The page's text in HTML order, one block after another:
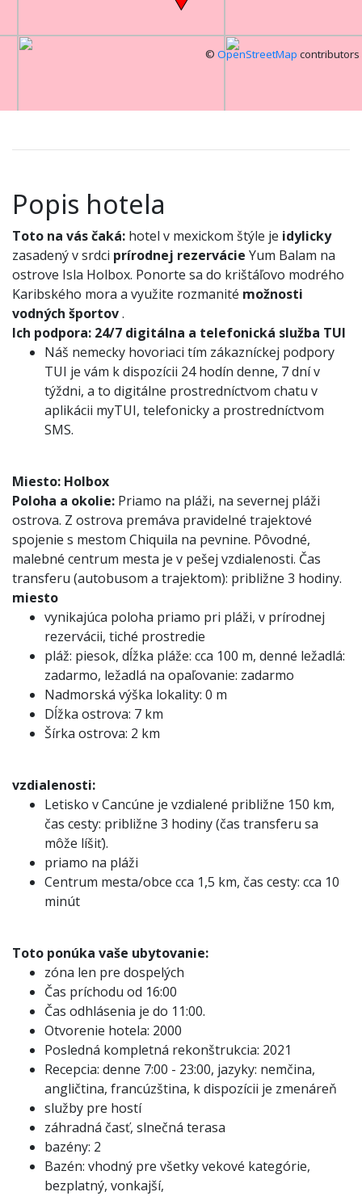
© OpenStreetMap contributors
Popis hotela
Toto na vás čaká: hotel v mexickom štýle je idylicky
zasadený v srdci prírodnej rezervácie Yum Balam na
ostrove Isla Holbox. Ponorte sa do krištáľovo modrého
Karibského mora a využite rozmanité možnosti
vodných športov.
Ich podpora: 24/7 digitálna a telefonická služba TUI
Náš nemecky hovoriaci tím zákazníckej podpory
TUI je vám k dispozícii 24 hodín denne, 7 dní v
týždni, a to digitálne prostredníctvom chatu v
aplikácii myTUI, telefonicky a prostredníctvom
SMS.
Miesto: Holbox
Poloha a okolie: Priamo na pláži, na severnej pláži
ostrova. Z ostrova premáva pravidelné trajektové
spojenie s mestom Chiquila na pevnine. Pôvodné,
malebné centrum mesta je v pešej vzdialenosti. Čas
transferu (autobusom a trajektom): približne 3 hodiny.
miesto
vynikajúca poloha priamo pri pláži, v prírodnej
rezervácii, tiché prostredie
pláž: piesok, dĺžka pláže: cca 100 m, denné ležadlá:
zadarmo, ležadlá na opaľovanie: zadarmo
Nadmorská výška lokality: 0 m
Dĺžka ostrova: 7 km
Šírka ostrova: 2 km
vzdialenosti:
Letisko v Cancúne je vzdialené približne 150 km,
čas cesty: približne 3 hodiny (čas transferu sa
môže líšiť).
priamo na pláži
Centrum mesta/obce cca 1,5 km, čas cesty: cca 10
minút
Toto ponúka vaše ubytovanie:
zóna len pre dospelých
Čas príchodu od 16:00
Čas odhlásenia je do 11:00.
Otvorenie hotela: 2000
Posledná kompletná rekonštrukcia: 2021
Recepcia: denne 7:00 - 23:00, jazyky: nemčina,
angličtina, francúzština, k dispozícii je zmenáreň
služby pre hostí
záhradná časť, slnečná terasa
bazény: 2
Bazén: vhodný pre všetky vekové kategórie,
bezplatný, vonkajší,